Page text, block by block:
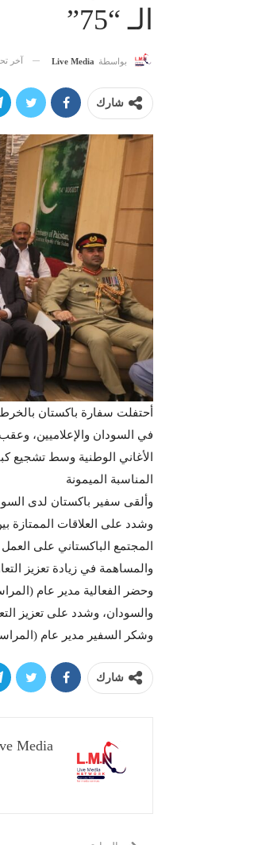
الـ “75”
بواسطة Live Media آخر
شارك
في السودان والإعلاميين،
الأغاني الوطنية وسط تشجيع
المناسبة الميمونة
وألقى سفير باكستان لدى
وشدد على العلاقات الممتازة
المجتمع الباكستاني على
والمساهمة في زيادة تعزيز
وحضر الفعالية مدير عام
والسودان، وشدد على تعزيز
وشكر السفير مدير عام
شارك
Media